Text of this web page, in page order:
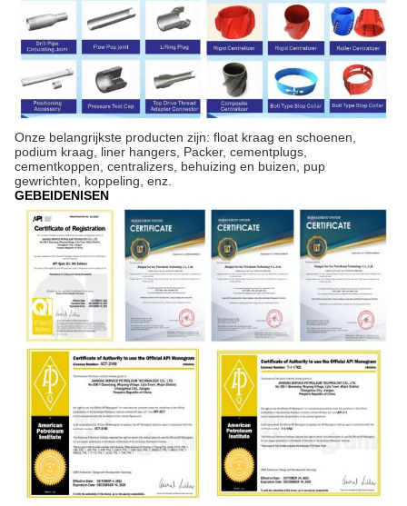
Onze belangrijkste producten zijn: float kraag en schoenen,
podium kraag, liner hangers, Packer, cementplugs,
cementkoppen, centralizers, behuizing en buizen, pup
gewrichten, koppeling, enz.
GEBEIDENISEN